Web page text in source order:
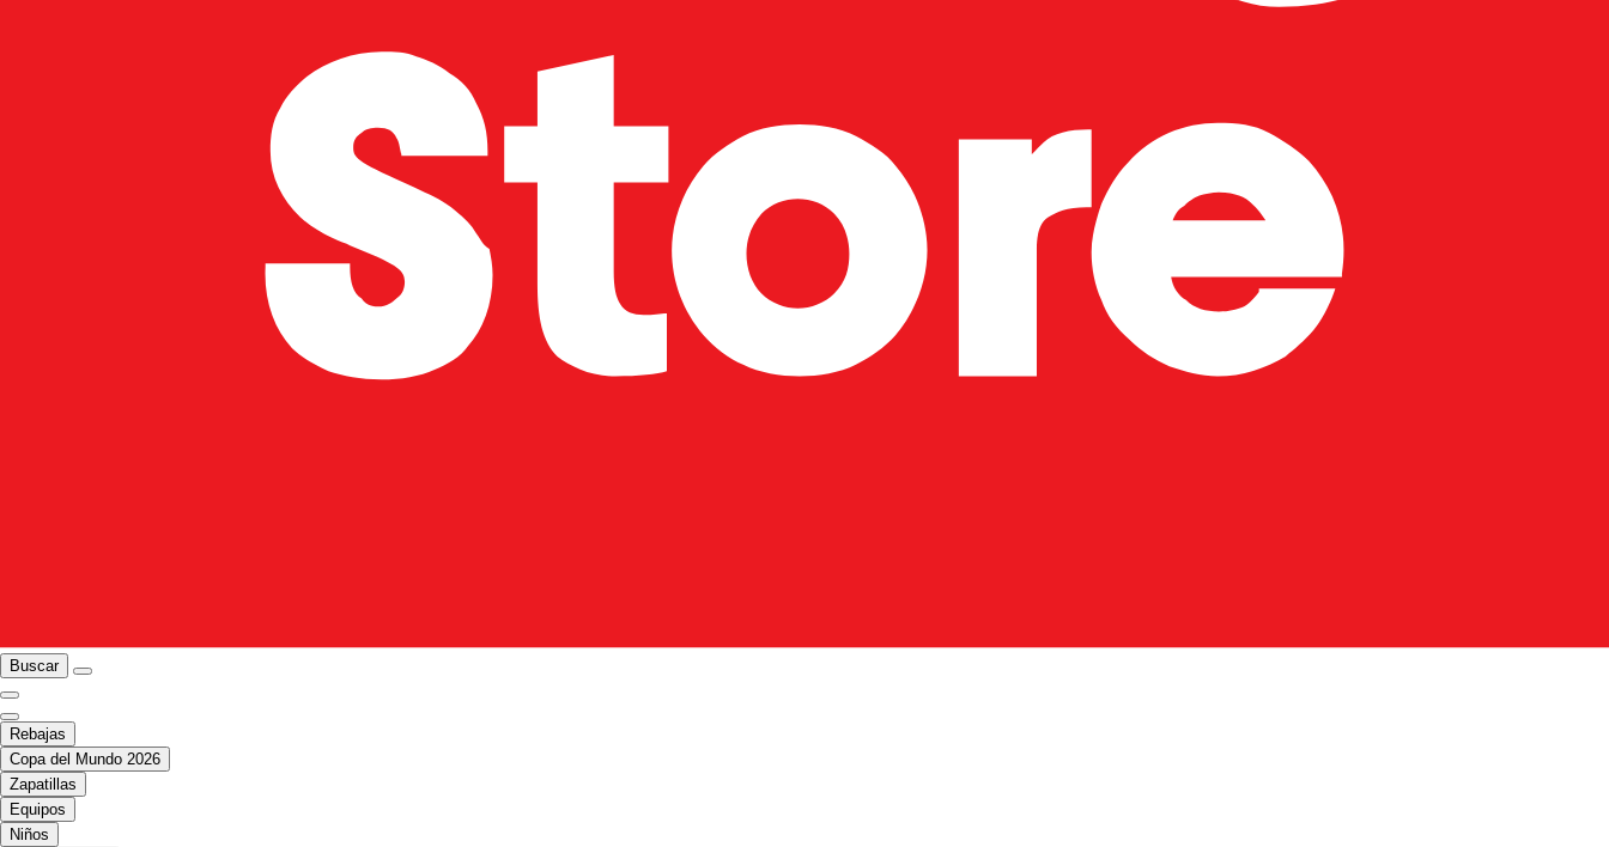
Buscar
Rebajas
Copa del Mundo 2026
Zapatillas
Equipos
Niños